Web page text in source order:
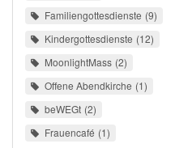
Familiengottesdienste 9
Kindergottesdienste 12
MoonlightMass 2
Offene Abendkirche 1
beWEGt 2
Frauencafé 1